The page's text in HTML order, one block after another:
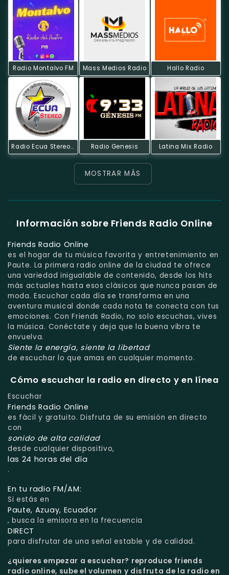
Radio Montalvo FM Mass Medios Radio Hallo Radio
Radio Ecua Stereo HD Radio Genesis Latina Mix Radio
MOSTRAR MÁS
Información sobre Friends Radio Online
Friends Radio Online
es el hogar de tu música favorita y entretenimiento en
Paute. La primera radio online de la ciudad te ofrece
una variedad inigualable de contenido, desde los hits
más actuales hasta esos clásicos que nunca pasan de
moda. Escuchar cada día se transforma en una
aventura musical donde cada nota te conecta con tus
emociones. Con Friends Radio, no solo escuchas, vives
la música. Conéctate y deja que la buena vibra te
envuelva.
Siente la energía, siente la libertad
de escuchar lo que amas en cualquier momento.
Cómo escuchar la radio en directo y en línea
Escuchar
Friends Radio Online
es fácil y gratuito. Disfruta de su emisión en directo
con
sonido de alta calidad
desde cualquier dispositivo,
las 24 horas del día
.
En tu radio FM/AM:
Si estás en
Paute, Azuay, Ecuador
, busca la emisora en la frecuencia
DIRECT
para disfrutar de una señal estable y de calidad.
¿quieres empezar a escuchar? reproduce friends
radio online, sube el volumen y disfruta de la radio en